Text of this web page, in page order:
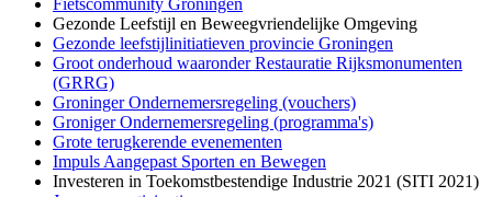
Gezonde Leefstijl en Beweegvriendelijke Omgeving
Gezonde leefstijlinitiatieven provincie Groningen
Groot onderhoud waaronder Restauratie Rijksmonumenten
(GRRG)
Groninger Ondernemersregeling (vouchers)
Groniger Ondernemersregeling (programma's)
Grote terugkerende evenementen
Impuls Aangepast Sporten en Bewegen
Investeren in Toekomstbestendige Industrie 2021 (SITI 2021)